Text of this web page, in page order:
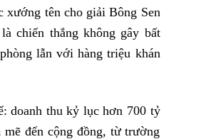
xướng tên cho giải Bông Sen
chiến thắng không gây bất
lẫn với hàng triệu khán
doanh thu kỷ lục hơn 700 tỷ
đến cộng đồng, từ trường